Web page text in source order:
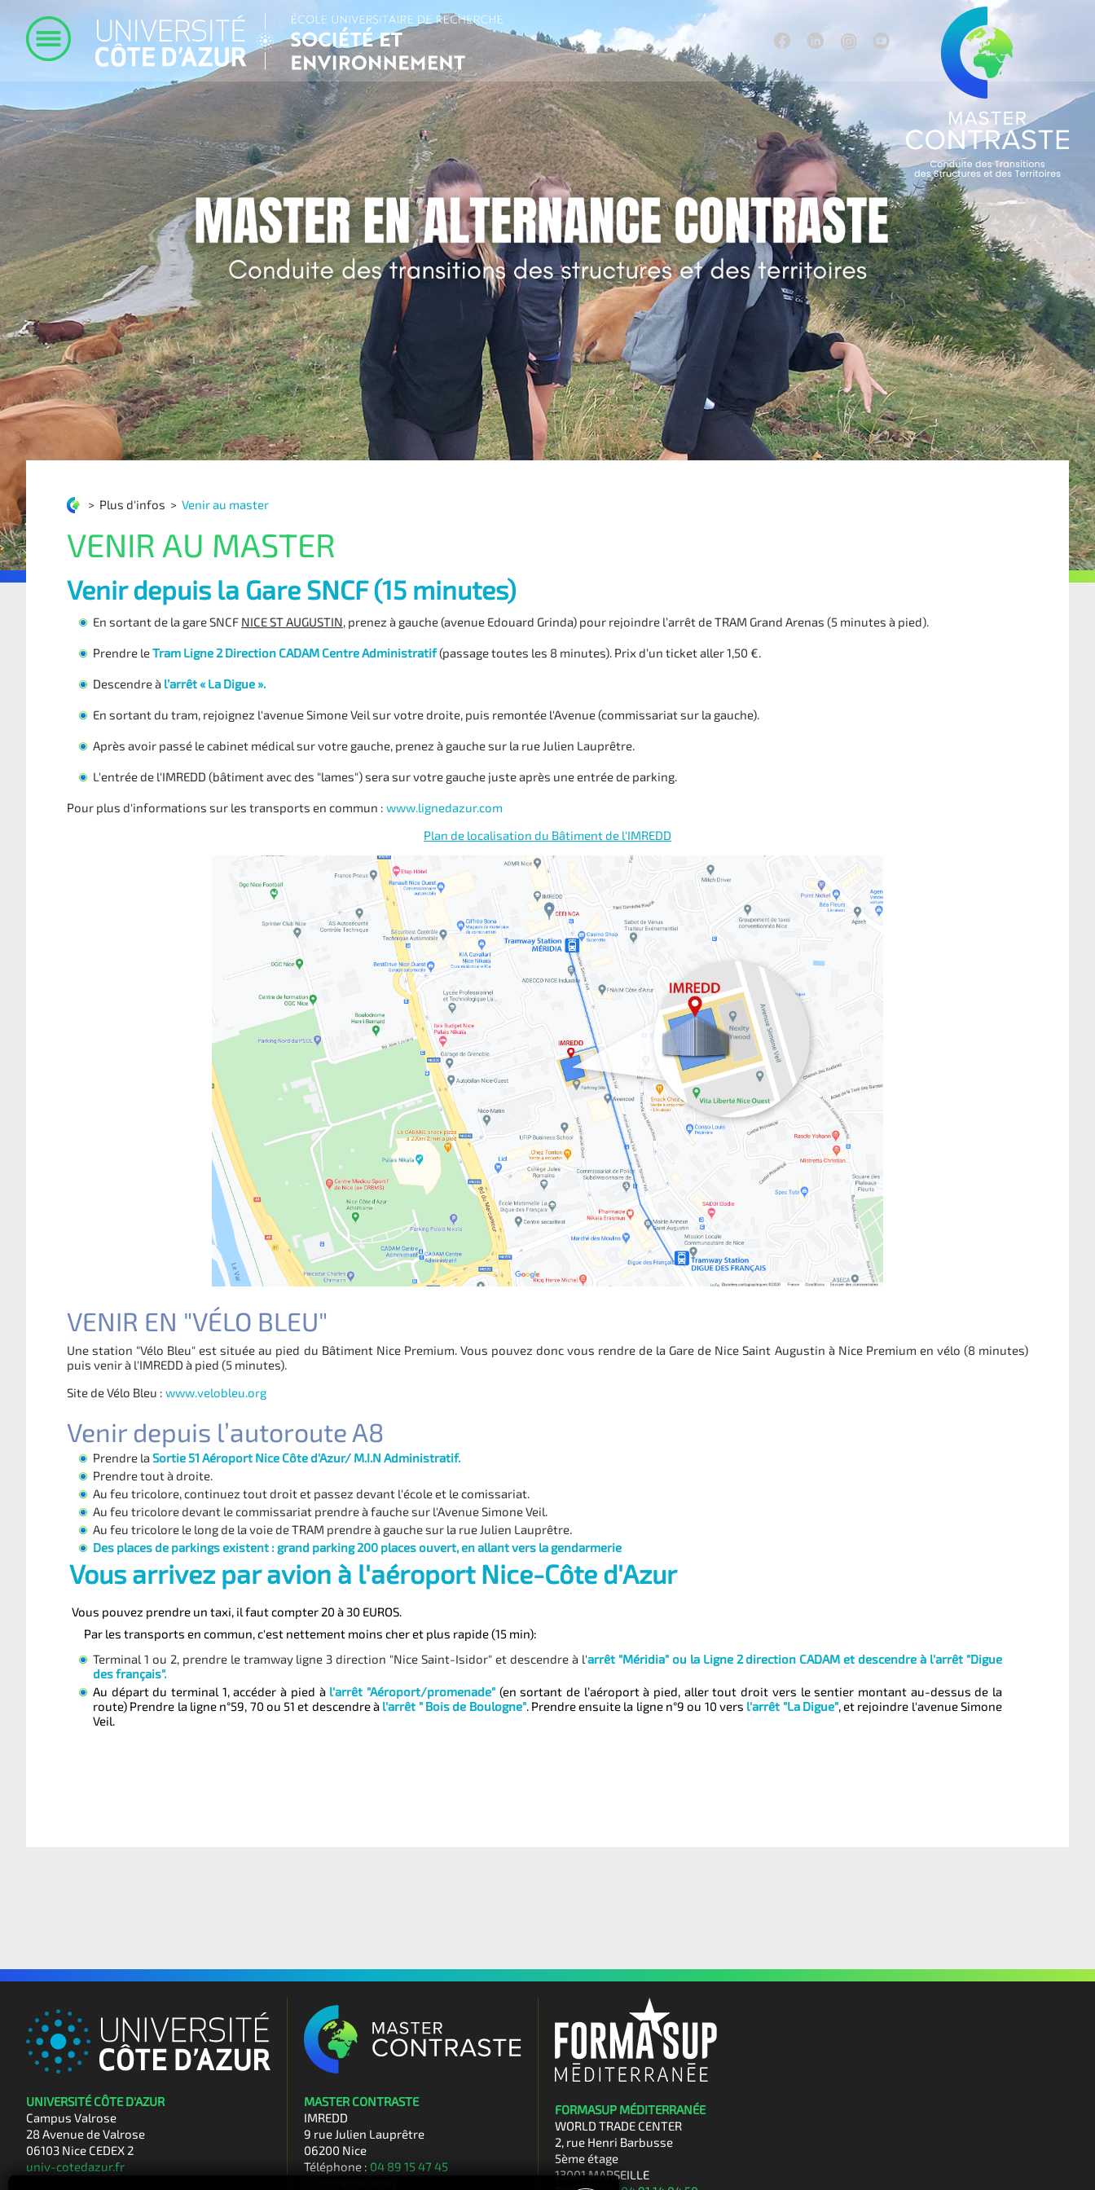
> Plus d'infos > Venir au master
VENIR AU MASTER
Venir depuis la Gare SNCF (15 minutes)
En sortant de la gare SNCF NICE ST AUGUSTIN, prenez à gauche (avenue Edouard Grinda) pour rejoindre l’arrêt de TRAM Grand Arenas (5 minutes à pied).
Prendre leTram Ligne 2 Direction CADAM Centre Administratif(passage toutes les 8 minutes). Prix d’un ticket aller 1,50 €.
Descendre à l’arrêt « La Digue ».
En sortant du tram, rejoignez l'avenue Simone Veil sur votre droite, puis remontée l'Avenue (commissariat sur la gauche).
Après avoir passé le cabinet médical sur votre gauche, prenez à gauche sur la rue Julien Lauprêtre.
L'entrée de l'IMREDD (bâtiment avec des "lames") sera sur votre gauche juste après une entrée de parking.
Pour plus d'informations sur les transports en commun : www.lignedazur.com
Plan de localisation du Bâtiment de l'IMREDD
VENIR EN "VÉLO BLEU"
Une station "Vélo Bleu" est située au pied du Bâtiment Nice Premium. Vous pouvez donc vous rendre de la Gare de Nice Saint Augustin à Nice Premium en vélo (8 minutes)
puis venir à l'IMREDD à pied (5 minutes).
Site de Vélo Bleu : www.velobleu.org
Venir depuis l’autoroute A8
Prendre laSortie 51 Aéroport Nice Côte d'Azur/ M.I.N Administratif.
Prendre tout à droite.
Au feu tricolore, continuez tout droit et passez devant l'école et le comissariat.
Au feu tricolore devant le commissariat prendre à fauche sur l'Avenue Simone Veil.
Au feu tricolore le long de la voie de TRAM prendre à gauche sur la rue Julien Lauprêtre.
Des places de parkings existent : grand parking 200 places ouvert, en allant vers la gendarmerie
Vous arrivez par avion à l'aéroport Nice-Côte d'Azur
Vous pouvez prendre un taxi, il faut compter 20 à 30 EUROS.
Par les transports en commun, c'est nettement moins cher et plus rapide (15 min):
Terminal 1 ou 2, prendre le tramway ligne 3 direction "Nice Saint-Isidor" et descendre à l'arrêt "Méridia" ou la Ligne 2 direction CADAM et descendre à l'arrêt "Digue
des français".
Au départ du terminal 1, accéder à pied à l'arrêt "Aéroport/promenade"(en sortant de l’aéroport à pied, aller tout droit vers le sentier montant au-dessus de la
route) Prendre la ligne n°59, 70 ou 51 et descendre à l'arrêt " Bois de Boulogne". Prendre ensuite la ligne n°9 ou 10 vers l'arrêt "La Digue", et rejoindre l'avenue Simone
Veil.
UNIVERSITÉ CÔTE D'AZUR
Campus Valrose
28 Avenue de Valrose
06103 Nice CEDEX 2
univ-cotedazur.fr
MASTER CONTRASTE
IMREDD
9 rue Julien Lauprêtre
06200 Nice
Téléphone : 04 89 15 47 45
FORMASUP MÉDITERRANÉE
WORLD TRADE CENTER
2, rue Henri Barbusse
5ème étage
13001 MARSEILLE